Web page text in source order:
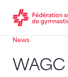
Passer au contenu
Naviguer vers le
JavaScript est
News
WAGC